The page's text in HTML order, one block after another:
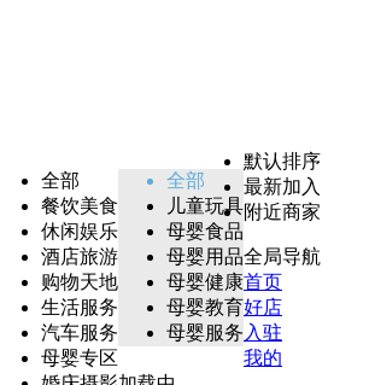
全部
餐饮美食
休闲娱乐
酒店旅游
购物天地
生活服务
汽车服务
母婴专区
全部
儿童玩具
母婴食品
母婴用品
母婴健康
母婴教育
母婴服务
默认排序
最新加入
附近商家
全局导航
首页
好店
入驻
我的